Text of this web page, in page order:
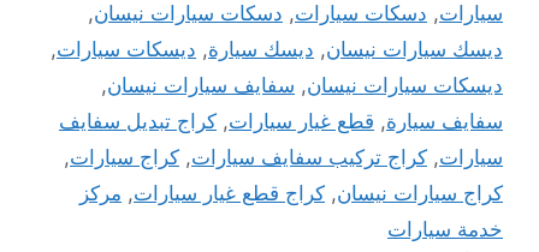
سيارات, دسكات سيارات, دسكات سيارات نيسان,
ديسك سيارات نيسان, ديسك سيارة, ديسكات سيارات,
ديسكات سيارات نيسان, سفايف سيارات نيسان,
سفايف سيارة, قطع غيار سيارات, كراج تبديل سفايف
سيارات, كراج تركيب سفايف سيارات, كراج سيارات,
كراج سيارات نيسان, كراج قطع غيار سيارات, مركز
خدمة سيارات